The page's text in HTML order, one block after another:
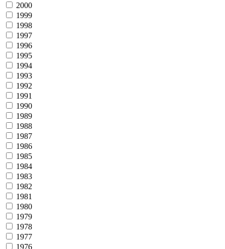
2000
1999
1998
1997
1996
1995
1994
1993
1992
1991
1990
1989
1988
1987
1986
1985
1984
1983
1982
1981
1980
1979
1978
1977
1976